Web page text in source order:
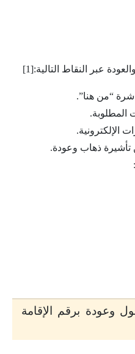
عبر النقاط التالية:[1]
“من هنا”.
المطلوبة.
الإلكترونية.
تأشيرة ذهاب وعودة.
وعودة برقم الإقامة